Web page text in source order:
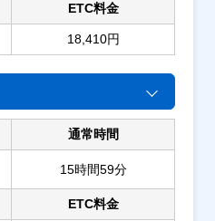
ETC料金
18,410円
通常時間
15時間59分
ETC料金